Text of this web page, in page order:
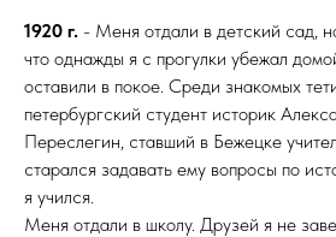
1920 г. - Меня отдали в детский сад,
что однажды я с прогулки убежал
оставили в покое. Среди знакомых
петербургский студент историк
Переслегин, ставший в Бежецке
старался задавать ему вопросы по
я учился.
Меня отдали в школу. Друзей я не